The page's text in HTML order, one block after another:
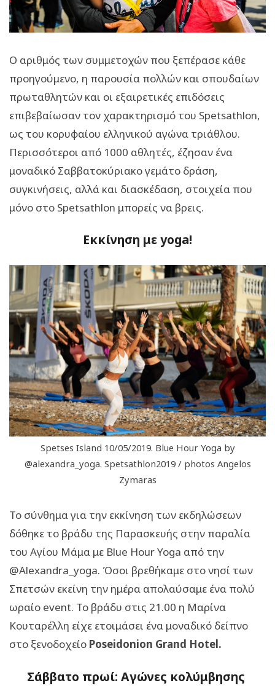
Ο αριθμός των συμμετοχών που ξεπέρασε κάθε
προηγούμενο, η παρουσία πολλών και σπουδαίων
πρωταθλητών και οι εξαιρετικές επιδόσεις
επιβεβαίωσαν τον χαρακτηρισμό του Spetsathlon,
ως του κορυφαίου ελληνικού αγώνα τριάθλου.
Περισσότεροι από 1000 αθλητές, έζησαν ένα
μοναδικό Σαββατοκύριακο γεμάτο δράση,
συγκινήσεις, αλλά και διασκέδαση, στοιχεία που
μόνο στο Spetsathlon μπορείς να βρεις.
Εκκίνηση με yoga!
Spetses Island 10/05/2019. Blue Hour Yoga by
@alexandra_yoga. Spetsathlon2019 / photos Angelos
Zymaras
Το σύνθημα για την εκκίνηση των εκδηλώσεων
δόθηκε το βράδυ της Παρασκευής στην παραλία
του Αγίου Μάμα με Blue Hour Yoga από την
@Alexandra_yoga. Όσοι βρεθήκαμε στο νησί των
Σπετσών εκείνη την ημέρα απολαύσαμε ένα πολύ
ωραίο event. Το βράδυ στις 21.00 η Μαρίνα
Κουταρέλλη είχε ετοιμάσει ένα μοναδικό δείπνο
στο ξενοδοχείο Poseidonion Grand Hotel.
Σάββατο πρωί: Αγώνες κολύμβησης